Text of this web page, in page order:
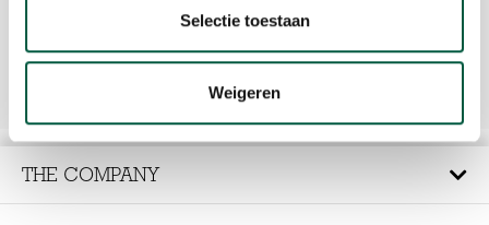
Selectie toestaan
Weigeren
+32 (0)16 58 99 00
https://www.javafoodservice.be
THE COMPANY